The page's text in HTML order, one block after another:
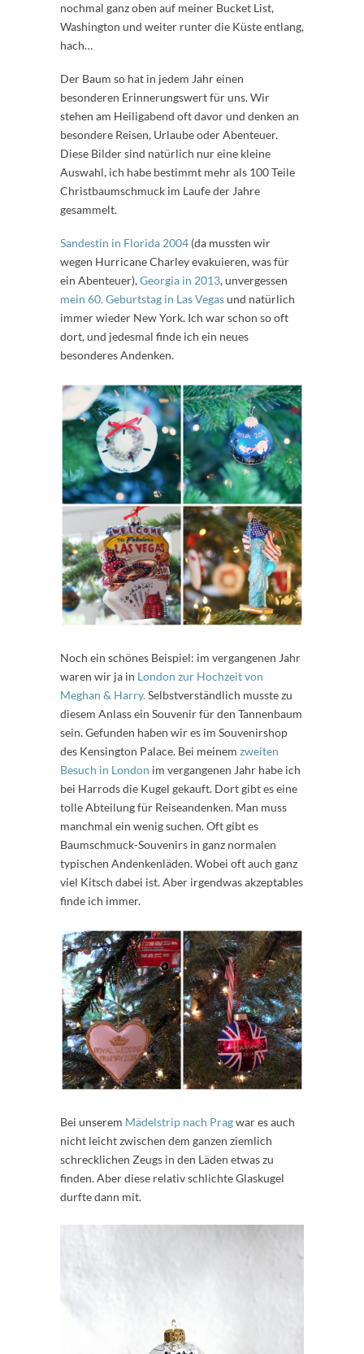
nochmal ganz oben auf meiner Bucket List,
Washington und weiter runter die Küste entlang,
hach…
Der Baum so hat in jedem Jahr einen
besonderen Erinnerungswert für uns. Wir
stehen am Heiligabend oft davor und denken an
besondere Reisen, Urlaube oder Abenteuer.
Diese Bilder sind natürlich nur eine kleine
Auswahl, ich habe bestimmt mehr als 100 Teile
Christbaumschmuck im Laufe der Jahre
gesammelt.
Sandestin in Florida 2004 (da mussten wir
wegen Hurricane Charley evakuieren, was für
ein Abenteuer),Georgia in 2013, unvergessen
mein 60. Geburtstag in Las Vegasund natürlich
immer wieder New York. Ich war schon so oft
dort, und jedesmal finde ich ein neues
besonderes Andenken.
Noch ein schönes Beispiel: im vergangenen Jahr
waren wir ja in London zur Hochzeit von
Meghan & Harry.Selbstverständlich musste zu
diesem Anlass ein Souvenir für den Tannenbaum
sein. Gefunden haben wir es im Souvenirshop
des Kensington Palace. Bei meinem zweiten
Besuch in London im vergangenen Jahr habe ich
bei Harrods die Kugel gekauft. Dort gibt es eine
tolle Abteilung für Reiseandenken. Man muss
manchmal ein wenig suchen. Oft gibt es
Baumschmuck-Souvenirs in ganz normalen
typischen Andenkenläden. Wobei oft auch ganz
viel Kitsch dabei ist. Aber irgendwas akzeptables
finde ich immer.
Bei unserem Mädelstrip nach Pragwar es auch
nicht leicht zwischen dem ganzen ziemlich
schrecklichen Zeugs in den Läden etwas zu
finden. Aber diese relativ schlichte Glaskugel
durfte dann mit.